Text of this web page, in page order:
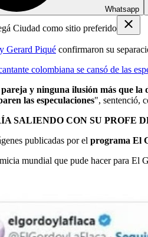
Whatsapp
Ciudad como sitio preferido
y Gerard Piqué confirmaron su
colombiana se cansó de las
y ninguna ilusión más que la
las especulaciones", sentenció,
SALIENDO CON SU PROFE
publicadas por el programa El
mundial que pude hacer para El